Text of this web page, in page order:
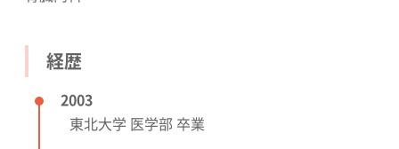
経歴
2003
東北大学 医学部 卒業